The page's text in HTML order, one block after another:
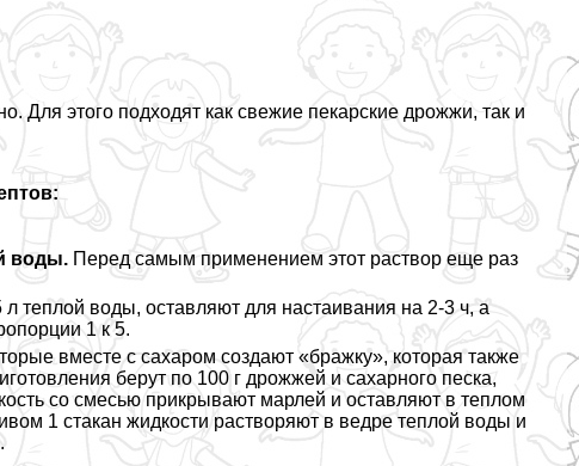
Для этого подходят как свежие пекарские дрожжи, так и
воды. Перед самым применением этот раствор еще раз
л теплой воды, оставляют для настаивания на 2-3 ч, а
1 к 5.
вместе с сахаром создают «бражку», которая также
берут по 100 г дрожжей и сахарного песка,
со смесью прикрывают марлей и оставляют в теплом
1 стакан жидкости растворяют в ведре теплой воды и